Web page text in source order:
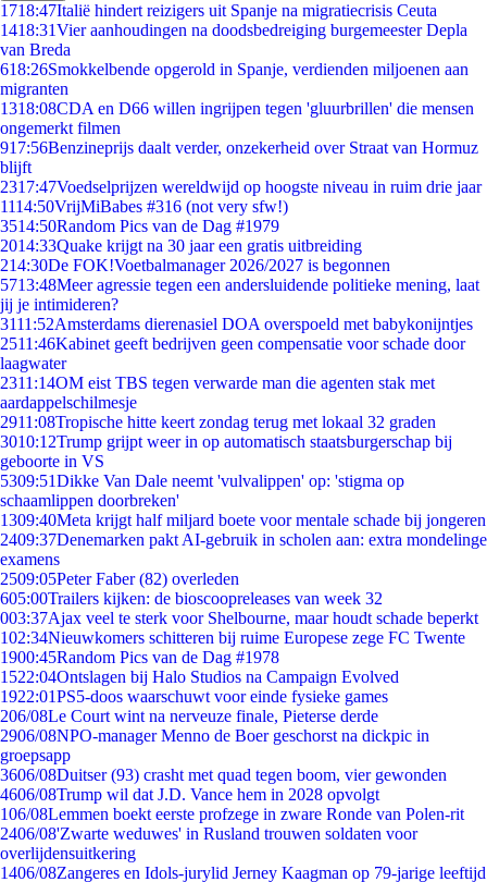
1718:47Italië hindert reizigers uit Spanje na migratiecrisis Ceuta
1418:31Vier aanhoudingen na doodsbedreiging burgemeester Depla
van Breda
618:26Smokkelbende opgerold in Spanje, verdienden miljoenen aan
migranten
1318:08CDA en D66 willen ingrijpen tegen 'gluurbrillen' die mensen
ongemerkt filmen
917:56Benzineprijs daalt verder, onzekerheid over Straat van Hormuz
blijft
2317:47Voedselprijzen wereldwijd op hoogste niveau in ruim drie jaar
1114:50VrijMiBabes #316 (not very sfw!)
3514:50Random Pics van de Dag #1979
2014:33Quake krijgt na 30 jaar een gratis uitbreiding
214:30De FOK!Voetbalmanager 2026/2027 is begonnen
5713:48Meer agressie tegen een andersluidende politieke mening, laat
jij je intimideren?
3111:52Amsterdams dierenasiel DOA overspoeld met babykonijntjes
2511:46Kabinet geeft bedrijven geen compensatie voor schade door
laagwater
2311:14OM eist TBS tegen verwarde man die agenten stak met
aardappelschilmesje
2911:08Tropische hitte keert zondag terug met lokaal 32 graden
3010:12Trump grijpt weer in op automatisch staatsburgerschap bij
geboorte in VS
5309:51Dikke Van Dale neemt 'vulvalippen' op: 'stigma op
schaamlippen doorbreken'
1309:40Meta krijgt half miljard boete voor mentale schade bij jongeren
2409:37Denemarken pakt AI-gebruik in scholen aan: extra mondelinge
examens
2509:05Peter Faber (82) overleden
605:00Trailers kijken: de bioscoopreleases van week 32
003:37Ajax veel te sterk voor Shelbourne, maar houdt schade beperkt
102:34Nieuwkomers schitteren bij ruime Europese zege FC Twente
1900:45Random Pics van de Dag #1978
1522:04Ontslagen bij Halo Studios na Campaign Evolved
1922:01PS5-doos waarschuwt voor einde fysieke games
206/08Le Court wint na nerveuze finale, Pieterse derde
2906/08NPO-manager Menno de Boer geschorst na dickpic in
groepsapp
3606/08Duitser (93) crasht met quad tegen boom, vier gewonden
4606/08Trump wil dat J.D. Vance hem in 2028 opvolgt
106/08Lemmen boekt eerste profzege in zware Ronde van Polen-rit
2406/08'Zwarte weduwes' in Rusland trouwen soldaten voor
overlijdensuitkering
1406/08Zangeres en Idols-jurylid Jerney Kaagman op 79-jarige leeftijd